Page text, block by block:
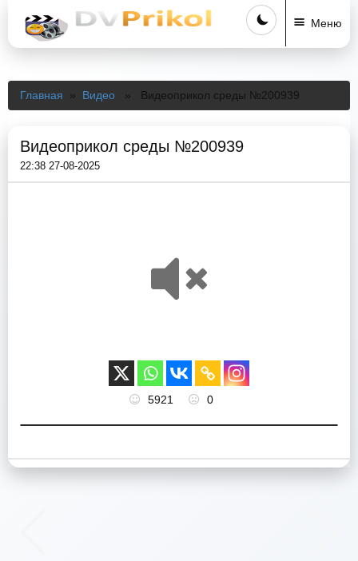
Меню
Главная » Видео » Видеоприкол среды №200939
Видеоприкол среды №200939
22:38 27-08-2025
5921 0